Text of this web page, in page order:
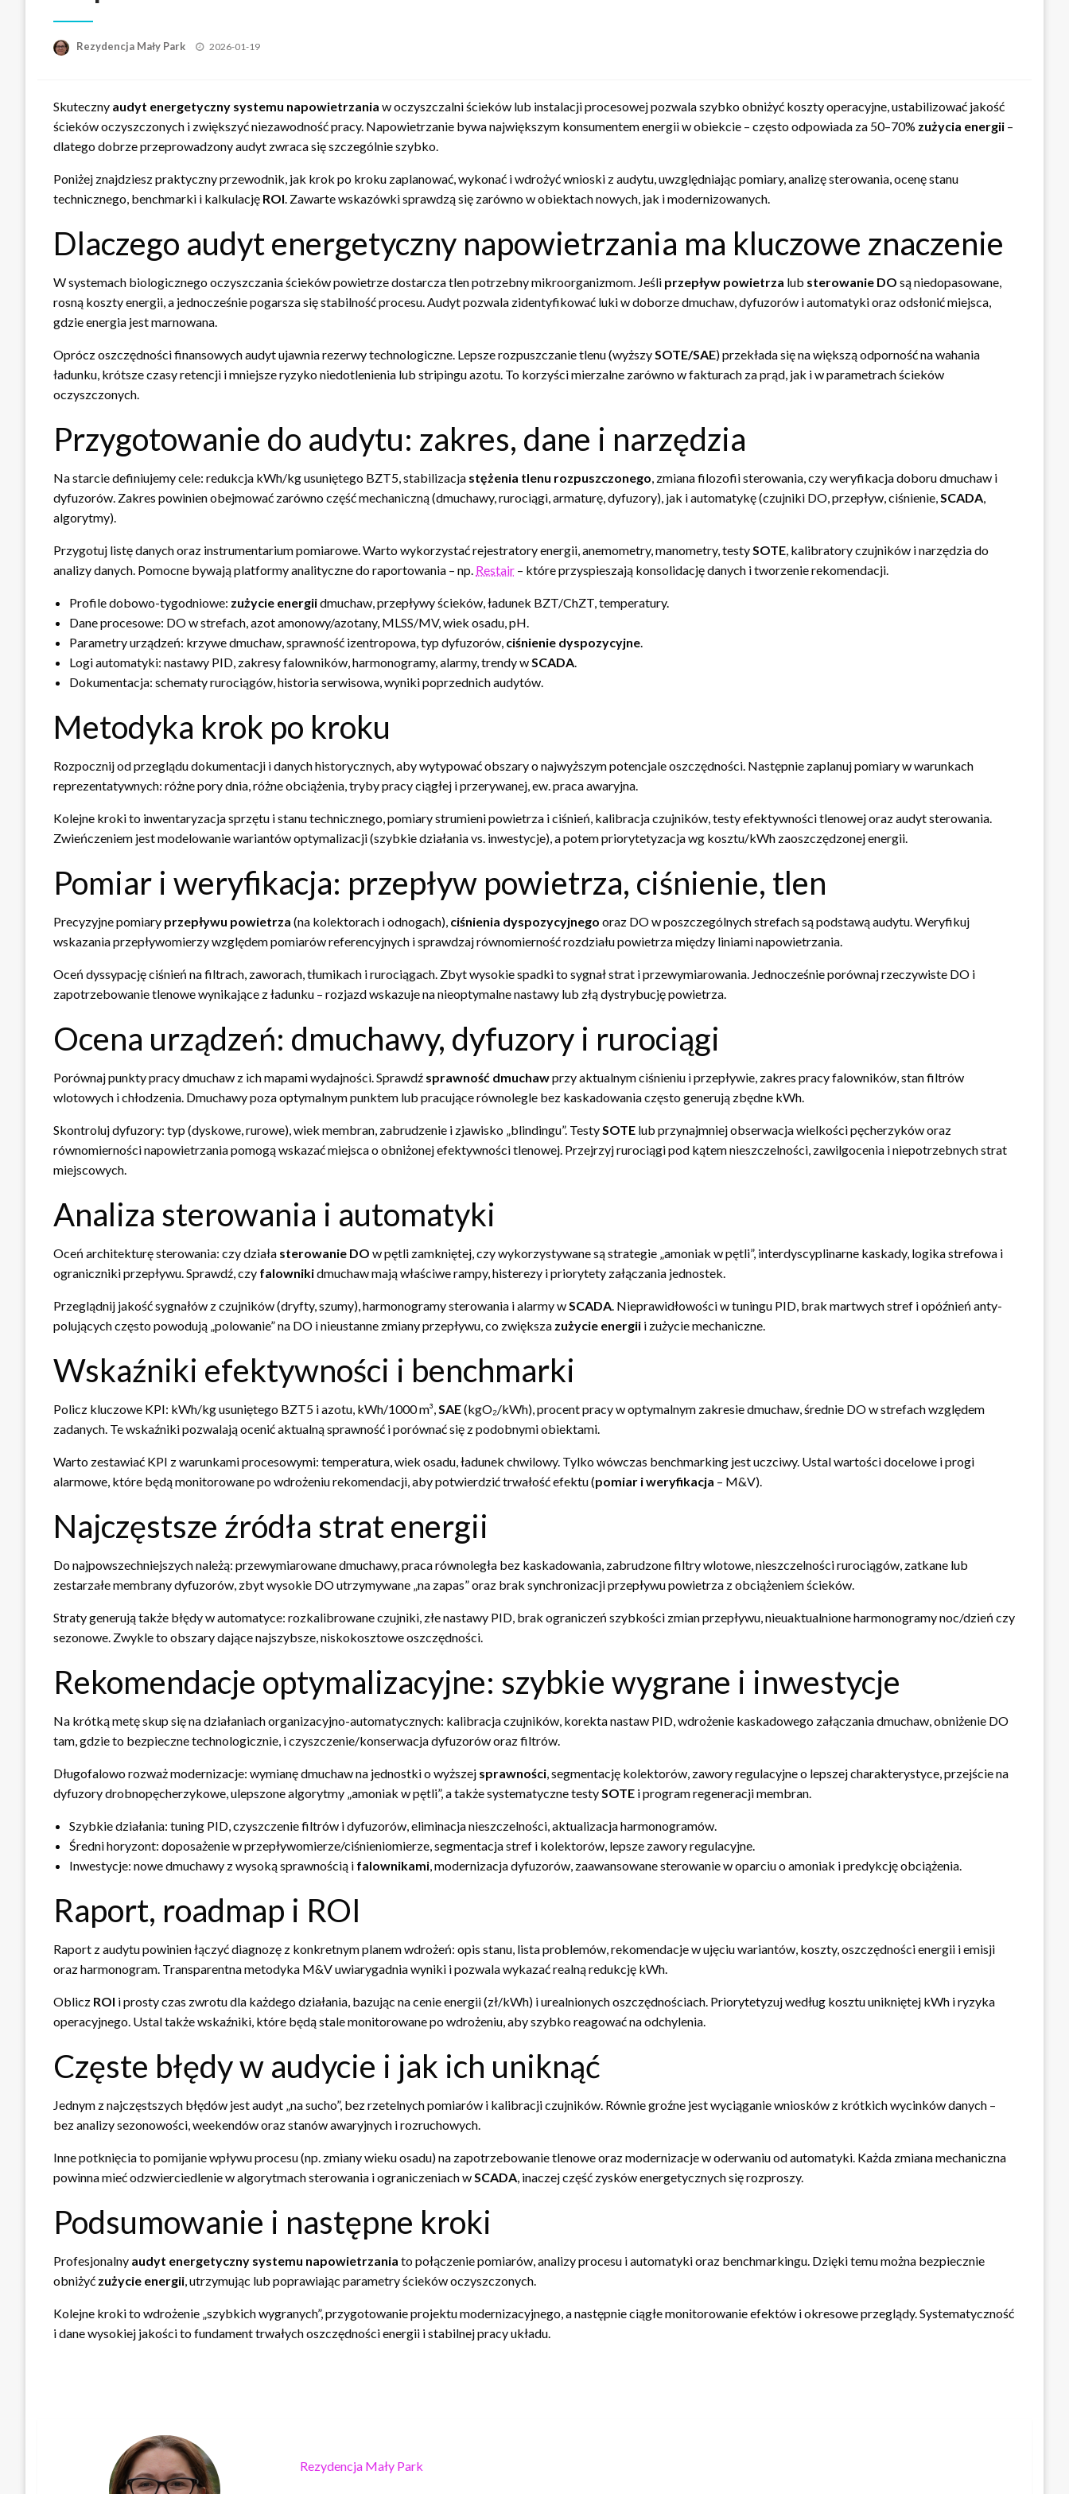
Rezydencja Mały Park
Opublikowane
2026-01-19
Skuteczny audyt energetyczny systemu napowietrzania w oczyszczalni ścieków lub instalacji procesowej pozwala szybko obniżyć koszty operacyjne, ustabilizować jakość
ścieków oczyszczonych i zwiększyć niezawodność pracy. Napowietrzanie bywa największym konsumentem energii w obiekcie – często odpowiada za 50–70% zużycia energii –
dlatego dobrze przeprowadzony audyt zwraca się szczególnie szybko.
Poniżej znajdziesz praktyczny przewodnik, jak krok po kroku zaplanować, wykonać i wdrożyć wnioski z audytu, uwzględniając pomiary, analizę sterowania, ocenę stanu
technicznego, benchmarki i kalkulację ROI. Zawarte wskazówki sprawdzą się zarówno w obiektach nowych, jak i modernizowanych.
Dlaczego audyt energetyczny napowietrzania ma kluczowe znaczenie
W systemach biologicznego oczyszczania ścieków powietrze dostarcza tlen potrzebny mikroorganizmom. Jeśli przepływ powietrza lub sterowanie DO są niedopasowane,
rosną koszty energii, a jednocześnie pogarsza się stabilność procesu. Audyt pozwala zidentyfikować luki w doborze dmuchaw, dyfuzorów i automatyki oraz odsłonić miejsca,
gdzie energia jest marnowana.
Oprócz oszczędności finansowych audyt ujawnia rezerwy technologiczne. Lepsze rozpuszczanie tlenu (wyższySOTE/SAE) przekłada się na większą odporność na wahania
ładunku, krótsze czasy retencji i mniejsze ryzyko niedotlenienia lub stripingu azotu. To korzyści mierzalne zarówno w fakturach za prąd, jak i w parametrach ścieków
oczyszczonych.
Przygotowanie do audytu: zakres, dane i narzędzia
Na starcie definiujemy cele: redukcja kWh/kg usuniętego BZT5, stabilizacja stężenia tlenu rozpuszczonego, zmiana filozofii sterowania, czy weryfikacja doboru dmuchaw i
dyfuzorów. Zakres powinien obejmować zarówno część mechaniczną (dmuchawy, rurociągi, armaturę, dyfuzory), jak i automatykę (czujniki DO, przepływ, ciśnienie,SCADA,
algorytmy).
Przygotuj listę danych oraz instrumentarium pomiarowe. Warto wykorzystać rejestratory energii, anemometry, manometry, testySOTE, kalibratory czujników i narzędzia do
analizy danych. Pomocne bywają platformy analityczne do raportowania – np. Restair – które przyspieszają konsolidację danych i tworzenie rekomendacji.
Profile dobowo-tygodniowe: zużycie energiidmuchaw, przepływy ścieków, ładunek BZT/ChZT, temperatury.
Dane procesowe: DO w strefach, azot amonowy/azotany, MLSS/MV, wiek osadu, pH.
Parametry urządzeń: krzywe dmuchaw, sprawność izentropowa, typ dyfuzorów, ciśnienie dyspozycyjne.
Logi automatyki: nastawy PID, zakresy falowników, harmonogramy, alarmy, trendy wSCADA.
Dokumentacja: schematy rurociągów, historia serwisowa, wyniki poprzednich audytów.
Metodyka krok po kroku
Rozpocznij od przeglądu dokumentacji i danych historycznych, aby wytypować obszary o najwyższym potencjale oszczędności. Następnie zaplanuj pomiary w warunkach
reprezentatywnych: różne pory dnia, różne obciążenia, tryby pracy ciągłej i przerywanej, ew. praca awaryjna.
Kolejne kroki to inwentaryzacja sprzętu i stanu technicznego, pomiary strumieni powietrza i ciśnień, kalibracja czujników, testy efektywności tlenowej oraz audyt sterowania.
Zwieńczeniem jest modelowanie wariantów optymalizacji (szybkie działania vs. inwestycje), a potem priorytetyzacja wg kosztu/kWh zaoszczędzonej energii.
Pomiar i weryfikacja: przepływ powietrza, ciśnienie, tlen
Precyzyjne pomiary przepływu powietrza (na kolektorach i odnogach), ciśnienia dyspozycyjnego oraz DO w poszczególnych strefach są podstawą audytu. Weryfikuj
wskazania przepływomierzy względem pomiarów referencyjnych i sprawdzaj równomierność rozdziału powietrza między liniami napowietrzania.
Oceń dyssypację ciśnień na filtrach, zaworach, tłumikach i rurociągach. Zbyt wysokie spadki to sygnał strat i przewymiarowania. Jednocześnie porównaj rzeczywiste DO i
zapotrzebowanie tlenowe wynikające z ładunku – rozjazd wskazuje na nieoptymalne nastawy lub złą dystrybucję powietrza.
Ocena urządzeń: dmuchawy, dyfuzory i rurociągi
Porównaj punkty pracy dmuchaw z ich mapami wydajności. Sprawdź sprawność dmuchawprzy aktualnym ciśnieniu i przepływie, zakres pracy falowników, stan filtrów
wlotowych i chłodzenia. Dmuchawy poza optymalnym punktem lub pracujące równolegle bez kaskadowania często generują zbędne kWh.
Skontroluj dyfuzory: typ (dyskowe, rurowe), wiek membran, zabrudzenie i zjawisko „blindingu”. TestySOTE lub przynajmniej obserwacja wielkości pęcherzyków oraz
równomierności napowietrzania pomogą wskazać miejsca o obniżonej efektywności tlenowej. Przejrzyj rurociągi pod kątem nieszczelności, zawilgocenia i niepotrzebnych strat
miejscowych.
Analiza sterowania i automatyki
Oceń architekturę sterowania: czy działa sterowanie DO w pętli zamkniętej, czy wykorzystywane są strategie „amoniak w pętli”, interdyscyplinarne kaskady, logika strefowa i
ograniczniki przepływu. Sprawdź, czy falownikidmuchaw mają właściwe rampy, histerezy i priorytety załączania jednostek.
Przeglądnij jakość sygnałów z czujników (dryfty, szumy), harmonogramy sterowania i alarmy wSCADA. Nieprawidłowości w tuningu PID, brak martwych stref i opóźnień anty-
polujących często powodują „polowanie” na DO i nieustanne zmiany przepływu, co zwiększa zużycie energii i zużycie mechaniczne.
Wskaźniki efektywności i benchmarki
Policz kluczowe KPI: kWh/kg usuniętego BZT5 i azotu, kWh/1000 m³,SAE(kgO₂/kWh), procent pracy w optymalnym zakresie dmuchaw, średnie DO w strefach względem
zadanych. Te wskaźniki pozwalają ocenić aktualną sprawność i porównać się z podobnymi obiektami.
Warto zestawiać KPI z warunkami procesowymi: temperatura, wiek osadu, ładunek chwilowy. Tylko wówczas benchmarking jest uczciwy. Ustal wartości docelowe i progi
alarmowe, które będą monitorowane po wdrożeniu rekomendacji, aby potwierdzić trwałość efektu (pomiar i weryfikacja – M&V).
Najczęstsze źródła strat energii
Do najpowszechniejszych należą: przewymiarowane dmuchawy, praca równoległa bez kaskadowania, zabrudzone filtry wlotowe, nieszczelności rurociągów, zatkane lub
zestarzałe membrany dyfuzorów, zbyt wysokie DO utrzymywane „na zapas” oraz brak synchronizacji przepływu powietrza z obciążeniem ścieków.
Straty generują także błędy w automatyce: rozkalibrowane czujniki, złe nastawy PID, brak ograniczeń szybkości zmian przepływu, nieuaktualnione harmonogramy noc/dzień czy
sezonowe. Zwykle to obszary dające najszybsze, niskokosztowe oszczędności.
Rekomendacje optymalizacyjne: szybkie wygrane i inwestycje
Na krótką metę skup się na działaniach organizacyjno-automatycznych: kalibracja czujników, korekta nastaw PID, wdrożenie kaskadowego załączania dmuchaw, obniżenie DO
tam, gdzie to bezpieczne technologicznie, i czyszczenie/konserwacja dyfuzorów oraz filtrów.
Długofalowo rozważ modernizacje: wymianę dmuchaw na jednostki o wyższej sprawności, segmentację kolektorów, zawory regulacyjne o lepszej charakterystyce, przejście na
dyfuzory drobnopęcherzykowe, ulepszone algorytmy „amoniak w pętli”, a także systematyczne testySOTE i program regeneracji membran.
Szybkie działania: tuning PID, czyszczenie filtrów i dyfuzorów, eliminacja nieszczelności, aktualizacja harmonogramów.
Średni horyzont: doposażenie w przepływomierze/ciśnieniomierze, segmentacja stref i kolektorów, lepsze zawory regulacyjne.
Inwestycje: nowe dmuchawy z wysoką sprawnością i falownikami, modernizacja dyfuzorów, zaawansowane sterowanie w oparciu o amoniak i predykcję obciążenia.
Raport, roadmap i ROI
Raport z audytu powinien łączyć diagnozę z konkretnym planem wdrożeń: opis stanu, lista problemów, rekomendacje w ujęciu wariantów, koszty, oszczędności energii i emisji
oraz harmonogram. Transparentna metodyka M&V uwiarygadnia wyniki i pozwala wykazać realną redukcję kWh.
Oblicz ROI i prosty czas zwrotu dla każdego działania, bazując na cenie energii (zł/kWh) i urealnionych oszczędnościach. Priorytetyzuj według kosztu unikniętej kWh i ryzyka
operacyjnego. Ustal także wskaźniki, które będą stale monitorowane po wdrożeniu, aby szybko reagować na odchylenia.
Częste błędy w audycie i jak ich uniknąć
Jednym z najczęstszych błędów jest audyt „na sucho”, bez rzetelnych pomiarów i kalibracji czujników. Równie groźne jest wyciąganie wniosków z krótkich wycinków danych –
bez analizy sezonowości, weekendów oraz stanów awaryjnych i rozruchowych.
Inne potknięcia to pomijanie wpływu procesu (np. zmiany wieku osadu) na zapotrzebowanie tlenowe oraz modernizacje w oderwaniu od automatyki. Każda zmiana mechaniczna
powinna mieć odzwierciedlenie w algorytmach sterowania i ograniczeniach wSCADA, inaczej część zysków energetycznych się rozproszy.
Podsumowanie i następne kroki
Profesjonalny audyt energetyczny systemu napowietrzania to połączenie pomiarów, analizy procesu i automatyki oraz benchmarkingu. Dzięki temu można bezpiecznie
obniżyć zużycie energii, utrzymując lub poprawiając parametry ścieków oczyszczonych.
Kolejne kroki to wdrożenie „szybkich wygranych”, przygotowanie projektu modernizacyjnego, a następnie ciągłe monitorowanie efektów i okresowe przeglądy. Systematyczność
i dane wysokiej jakości to fundament trwałych oszczędności energii i stabilnej pracy układu.
Rezydencja Mały Park